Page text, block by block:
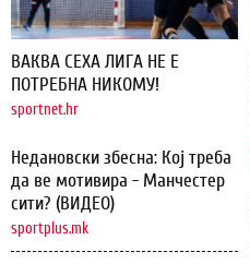
ВАКВА СЕХА ЛИГА НЕ Е
ПОТРЕБНА НИКОМУ!
sportnet.hr
Недановски збесна: Кој треба
да ве мотивира - Манчестер
сити? (ВИДЕО)
sportplus.mk